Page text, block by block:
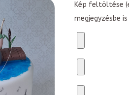
Kép feltöltése
megjegyzésbe